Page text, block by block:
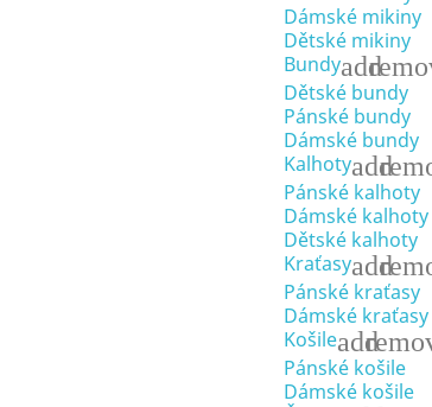
Dámské mikiny
Dětské mikiny
Bundyadd
Dětské bundy
Pánské bundy
Dámské bundy
Kalhotyadd
Pánské kalhoty
Dámské kalhoty
Dětské kalhoty
Kraťasyadd
Pánské kraťasy
Dámské kraťasy
Košileadd
Pánské košile
Dámské košile